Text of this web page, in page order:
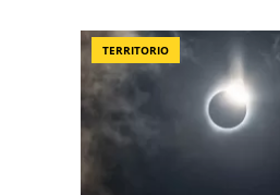
TERRITORIO